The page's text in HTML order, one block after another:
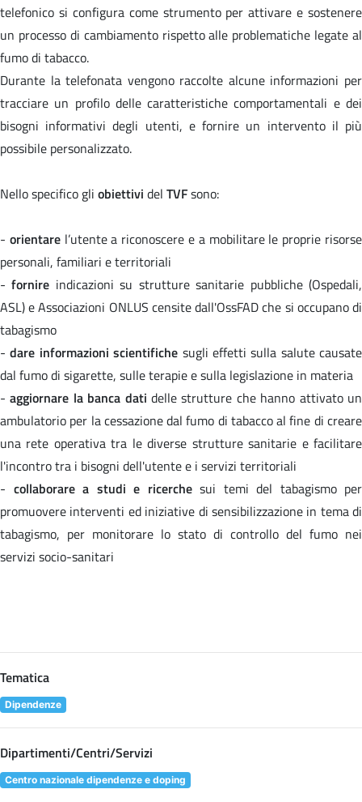
telefonico si configura come strumento per attivare e sostenere
un processo di cambiamento rispetto alle problematiche legate al
fumo di tabacco.
Durante la telefonata vengono raccolte alcune informazioni per
tracciare un profilo delle caratteristiche comportamentali e dei
bisogni informativi degli utenti, e fornire un intervento il più
possibile personalizzato.
Nello specifico gli obiettivi del TVFsono:
- orientarel’utente a riconoscere e a mobilitare le proprie risorse
personali, familiari e territoriali
-fornire indicazioni su strutture sanitarie pubbliche (Ospedali,
ASL) e Associazioni ONLUS censite dall'OssFAD che si occupano di
tabagismo
-dare informazioni scientifiche sugli effetti sulla salute causate
dal fumo di sigarette, sulle terapie e sulla legislazione in materia
-aggiornare la banca dati delle strutture che hanno attivato un
ambulatorio per la cessazione dal fumo di tabacco al fine di creare
una rete operativa tra le diverse strutture sanitarie e facilitare
l'incontro tra i bisogni dell'utente e i servizi territoriali
- collaborare a studi e ricerchesui temi del tabagismo per
promuovere interventi ed iniziative di sensibilizzazione in tema di
tabagismo, per monitorare lo stato di controllo del fumo nei
servizi socio-sanitari
Tematica
Dipendenze
Dipartimenti/Centri/Servizi
Centro nazionale dipendenze e doping